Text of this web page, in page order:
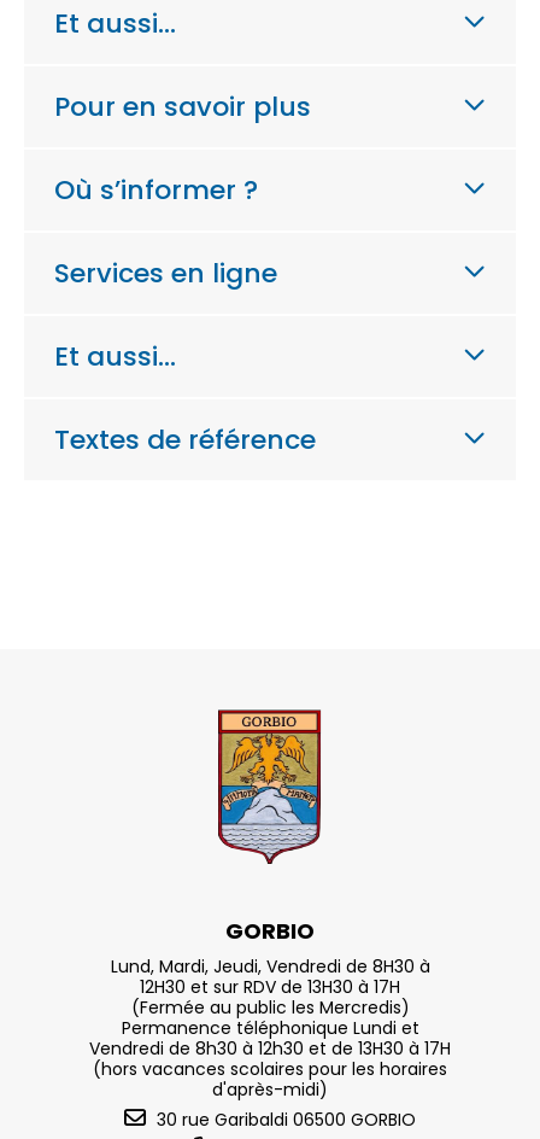
Et aussi…
Pour en savoir plus
Où s’informer ?
Services en ligne
Et aussi…
Textes de référence
GORBIO
Lund, Mardi, Jeudi, Vendredi de 8H30 à
12H30 et sur RDV de 13H30 à 17H
(Fermée au public les Mercredis)
Permanence téléphonique Lundi et
Vendredi de 8h30 à 12h30 et de 13H30 à 17H
(hors vacances scolaires pour les horaires
d'après-midi)
30 rue Garibaldi 06500 GORBIO